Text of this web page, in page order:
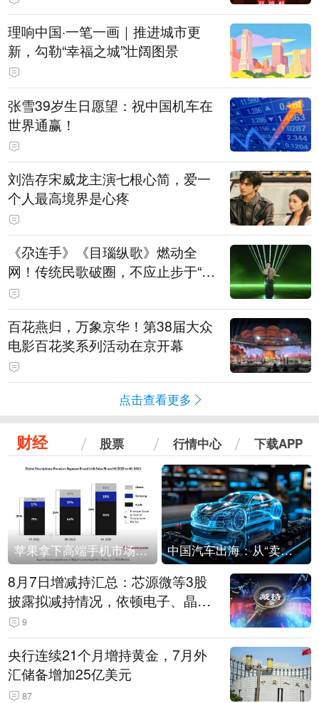
理响中国·一笔一画｜推进城市更
新，勾勒“幸福之城”壮阔图景
张雪39岁生日愿望：祝中国机车在
世界通赢！
刘浩存宋威龙主演七根心简，爱一
个人最高境界是心疼
《尕连手》《目瑙纵歌》燃动全
网！传统民歌破圈，不应止步于“上
头”
百花燕归，万象京华！第38届大众
电影百花奖系列活动在京开幕
点击查看更多
财经 股票 行情中心 下载APP
苹果拿下高端手机市场65%的份额：iPhone 17系列功不可没 中国汽车出海：从“卖出去”到“走进去”
8月7日增减持汇总：芯源微等3股
披露拟减持情况，依顿电子、晶华
微拟增持（表）
9
央行连续21个月增持黄金，7月外
汇储备增加25亿美元
87